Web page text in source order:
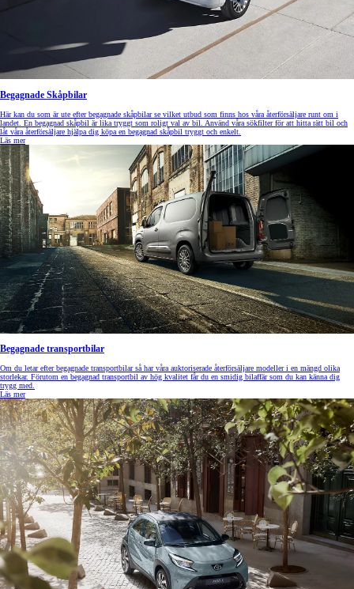
Begagnade Skåpbilar
Här kan du som är ute efter begagnade skåpbilar se vilket utbud som finns hos våra återförsäljare runt om i
landet. En begagnad skåpbil är lika tryggt som roligt val av bil. Använd våra sökfilter för att hitta rätt bil och
låt våra återförsäljare hjälpa dig köpa en begagnad skåpbil tryggt och enkelt.
Läs mer
Begagnade transportbilar
Om du letar efter begagnade transportbilar så har våra auktoriserade återförsäljare modeller i en mängd olika
storlekar. Förutom en begagnad transportbil av hög kvalitet får du en smidig bilaffär som du kan känna dig
trygg med.
Läs mer